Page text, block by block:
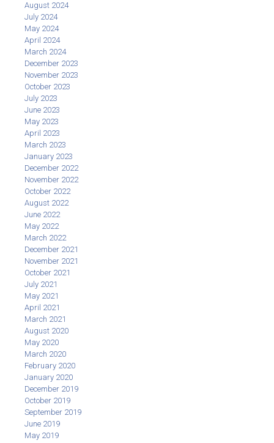
August 2024
July 2024
May 2024
April 2024
March 2024
December 2023
November 2023
October 2023
July 2023
June 2023
May 2023
April 2023
March 2023
January 2023
December 2022
November 2022
October 2022
August 2022
June 2022
May 2022
March 2022
December 2021
November 2021
October 2021
July 2021
May 2021
April 2021
March 2021
August 2020
May 2020
March 2020
February 2020
January 2020
December 2019
October 2019
September 2019
June 2019
May 2019